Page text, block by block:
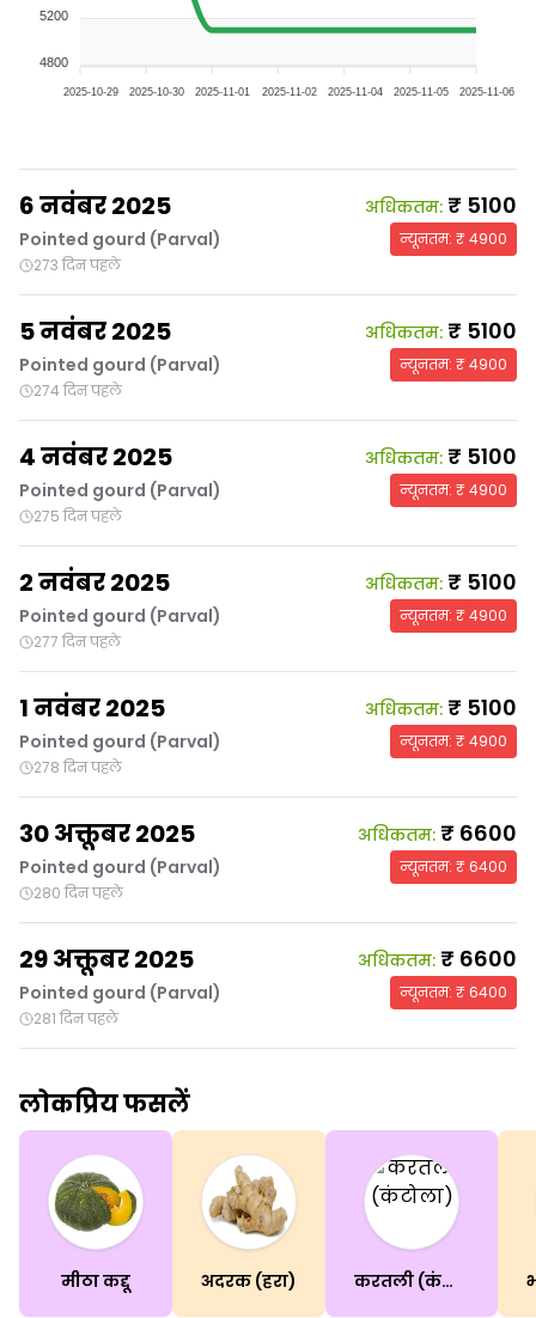
5200
4800
2025-10-29 2025-10-30 2025-11-01 2025-11-02 2025-11-04 2025-11-05 2025-11-06
6 नवंबर 2025
Pointed gourd (Parval)
273 दिन पहले
अधिकतम: ₹ 5100
न्यूनतम: ₹4900
5 नवंबर 2025
Pointed gourd (Parval)
274 दिन पहले
अधिकतम: ₹ 5100
न्यूनतम: ₹4900
4 नवंबर 2025
Pointed gourd (Parval)
275 दिन पहले
अधिकतम: ₹ 5100
न्यूनतम: ₹4900
2 नवंबर 2025
Pointed gourd (Parval)
277 दिन पहले
अधिकतम: ₹ 5100
न्यूनतम: ₹4900
1 नवंबर 2025
Pointed gourd (Parval)
278 दिन पहले
अधिकतम: ₹ 5100
न्यूनतम: ₹4900
30 अक्तूबर 2025
Pointed gourd (Parval)
280 दिन पहले
अधिकतम: ₹ 6600
न्यूनतम: ₹6400
29 अक्तूबर 2025
Pointed gourd (Parval)
281 दिन पहले
अधिकतम: ₹ 6600
न्यूनतम: ₹6400
लोकप्रिय फसलें
मीठा कद्दू अदरक (हरा) करतली (कंटोला)